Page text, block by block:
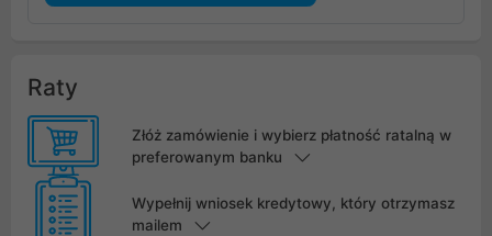
Raty
Złóż zamówienie i wybierz płatność ratalną w
preferowanym banku
Wypełnij wniosek kredytowy, który otrzymasz
mailem